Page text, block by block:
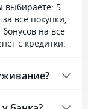
выбираете: 5-
все покупки,
на все
с кредитки.